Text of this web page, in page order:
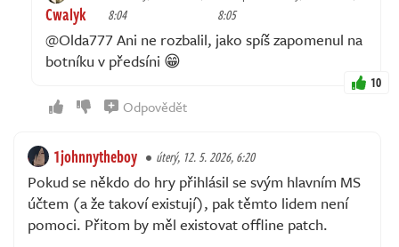
Cwalyk
8:04
8:05
@Olda777 Ani ne rozbalil, jako spíš zapomenul na
botníku v předsíni 😁
10
Odpovědět
1johnnytheboy úterý, 12. 5. 2026, 6:20
Pokud se někdo do hry přihlásil se svým hlavním MS
účtem (a že takoví existují), pak těmto lidem není
pomoci. Přitom by měl existovat offline patch.